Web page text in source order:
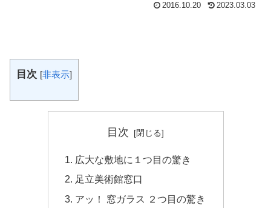
2016.10.20 2023.03.03
目次 [非表示]
目次
広大な敷地に１つ目の驚き
足立美術館窓口
アッ！ 窓ガラス ２つ目の驚き